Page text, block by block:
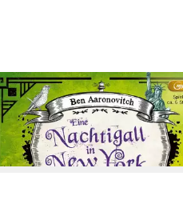
JUMBO VERLAG
Hörspiel Eine Nachtigall In New
York,1 Audio-CD
21,20 €
in 3-4 Werktagen bei dir